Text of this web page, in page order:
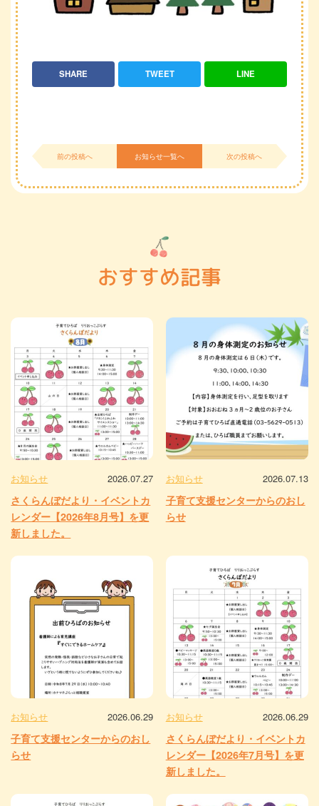
SHARE TWEET LINE
前の投稿へ お知らせ一覧へ 次の投稿へ
おすすめ記事
お知らせ 2026.07.27
さくらんぼだより・イベントカ
レンダー【2026年8月号】を更
新しました。
お知らせ 2026.07.13
子育て支援センターからのおし
らせ
お知らせ 2026.06.29
子育て支援センターからのおし
らせ
お知らせ 2026.06.29
さくらんぼだより・イベントカ
レンダー【2026年7月号】を更
新しました。